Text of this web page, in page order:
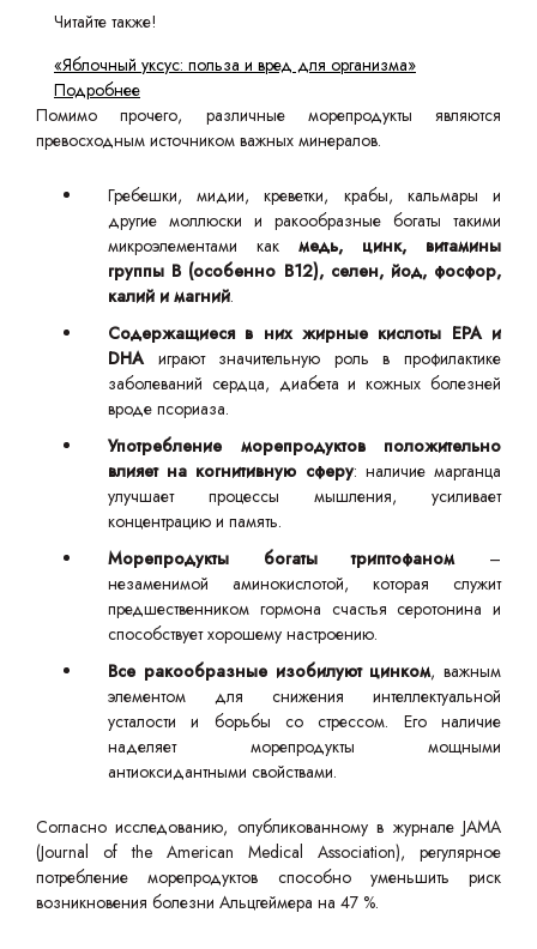
Читайте также!
«Яблочный уксус: польза и вред для организма»
Подробнее
Помимо прочего, различные морепродукты являются
превосходным источником важных минералов.
Гребешки, мидии, креветки, крабы, кальмары и
другие моллюски и ракообразные богаты такими
микроэлементами как медь, цинк, витамины
группы B (особенно B12), селен, йод, фосфор,
калий и магний.
Содержащиеся в них жирные кислоты EPA и
DHAиграют значительную роль в профилактике
заболеваний сердца, диабета и кожных болезней
вроде псориаза.
Употребление морепродуктов положительно
влияет на когнитивную сферу: наличие марганца
улучшает процессы мышления, усиливает
концентрацию и память.
Морепродукты богаты триптофаном–
незаменимой аминокислотой, которая служит
предшественником гормона счастья серотонина и
способствует хорошему настроению.
Все ракообразные изобилуют цинком, важным
элементом для снижения интеллектуальной
усталости и борьбы со стрессом. Его наличие
наделяет морепродукты мощными
антиоксидантными свойствами.
Согласно исследованию, опубликованному в журнале JAMA
(Journal of the American Medical Association), регулярное
потребление морепродуктов способно уменьшить риск
возникновения болезни Альцгеймера на 47 %.